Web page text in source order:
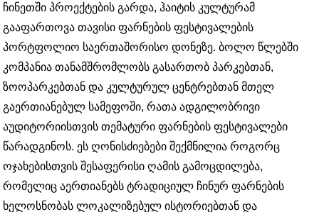
ჩინეთში პროექტების გარდა, ჰაიტის კულტურამ
გააფართოვა თავისი ფარნების ფესტივალების
პორტფოლიო საერთაშორისო დონეზე. ბოლო წლებში
კომპანია თანამშრომლობს გასართობ პარკებთან,
ზოოპარკებთან და კულტურულ ცენტრებთან მთელ
გაერთიანებულ სამეფოში, რათა ადგილობრივი
აუდიტორიისთვის თემატური ფარნების ფესტივალები
წარადგინოს. ეს ღონისძიებები შექმნილია როგორც
ოჯახებისთვის შესაფერისი ღამის გამოცდილება,
რომელიც აერთიანებს ტრადიციულ ჩინურ ფარნების
ხელოსნობას ლოკალიზებულ ისტორიებთან და